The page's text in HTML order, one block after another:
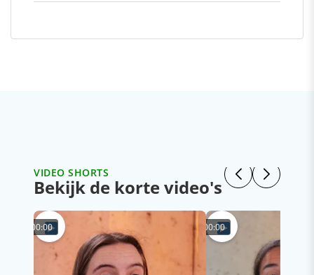
VIDEO SHORTS
Bekijk de korte video's
00:00 00:00